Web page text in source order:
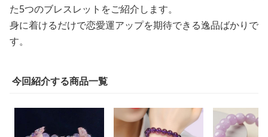
た5つのブレスレットをご紹介します。
身に着けるだけで恋愛運アップを期待できる逸品ばかりで
す。
今回紹介する商品一覧